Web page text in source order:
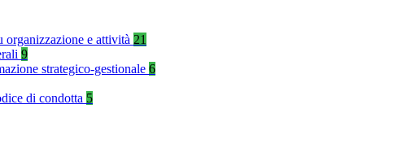
e attività 21
9
strategico-gestionale 6
di condotta 5